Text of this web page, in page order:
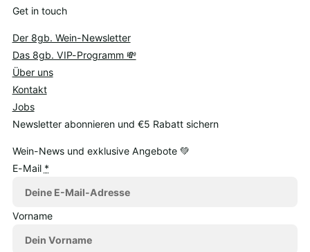
Get in touch
Der 8gb. Wein-Newsletter
Das 8gb. VIP-Programm 💸
Über uns
Kontakt
Jobs
Newsletter abonnieren und €5 Rabatt sichern
Wein-News und exklusive Angebote 💚
E-Mail *
Vorname